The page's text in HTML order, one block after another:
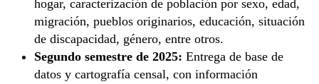
hogar, caracterización de población por sexo, edad,
migración, pueblos originarios, educación, situación
de discapacidad, género, entre otros.
Segundo semestre de 2025: Entrega de base de
datos y cartografía censal, con información